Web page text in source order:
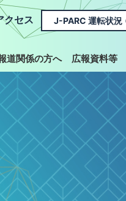
クセス J-PARC 運転状況
道関係の方へ 広報資料等